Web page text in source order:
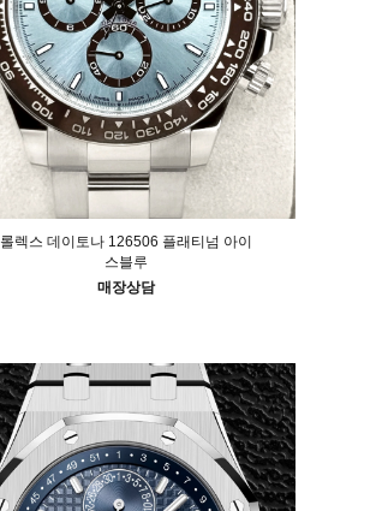
롤렉스 데이토나 126506 플래티넘 아이
스블루
매장상담